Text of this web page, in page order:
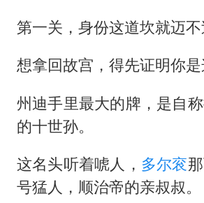
第一关，身份这道坎就迈不
想拿回故宫，得先证明你是
州迪手里最大的牌，是自
的十世孙。
这名头听着唬人， 多尔衮
号猛人，顺治帝的亲叔叔。